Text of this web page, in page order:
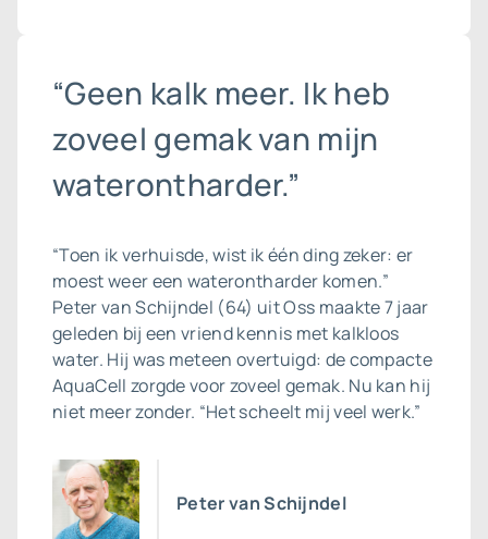
“Geen kalk meer. Ik heb
zoveel gemak van mijn
waterontharder.”
“Toen ik verhuisde, wist ik één ding zeker: er
moest weer een waterontharder komen.”
Peter van Schijndel (64) uit Oss maakte 7 jaar
geleden bij een vriend kennis met kalkloos
water. Hij was meteen overtuigd: de compacte
AquaCell zorgde voor zoveel gemak. Nu kan hij
niet meer zonder. “Het scheelt mij veel werk.”
Peter van Schijndel